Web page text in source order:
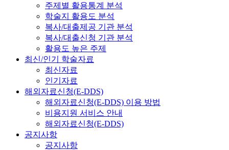
주제별 활용통계 분석
학술지 활용도 분석
복사/대출제공 기관 분석
복사/대출신청 기관 분석
활용도 높은 주제
최신/인기 학술자료
최신자료
인기자료
해외자료신청(E-DDS)
해외자료신청(E-DDS) 이용 방법
비용지원 서비스 안내
해외자료신청(E-DDS)
공지사항
공지사항